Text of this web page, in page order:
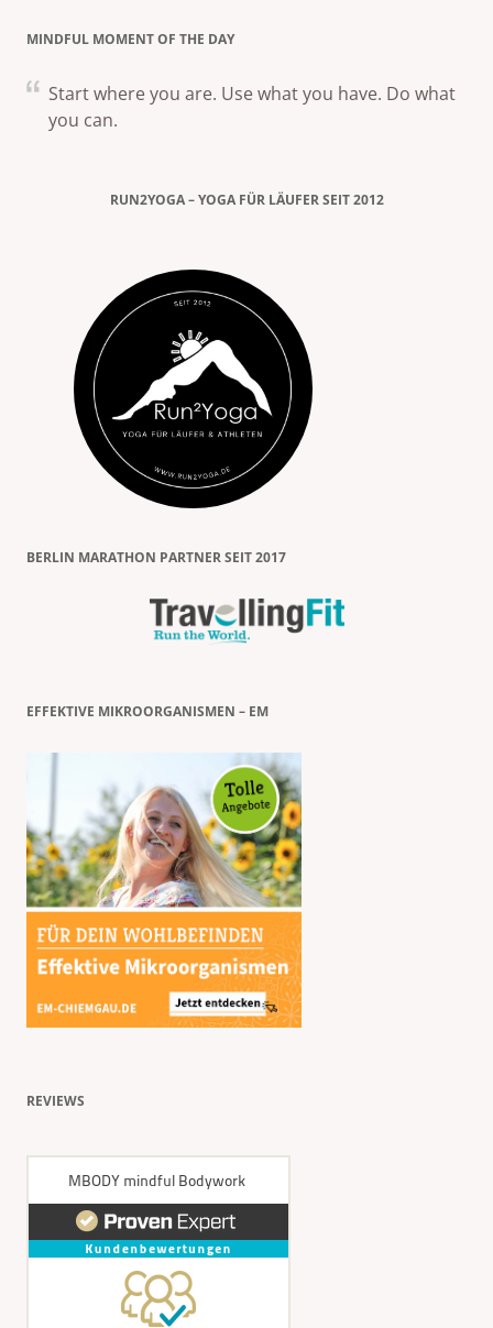
MINDFUL MOMENT OF THE DAY
Start where you are. Use what you have. Do what
you can.
RUN2YOGA – YOGA FÜR LÄUFER SEIT 2012
BERLIN MARATHON PARTNER SEIT 2017
EFFEKTIVE MIKROORGANISMEN – EM
REVIEWS